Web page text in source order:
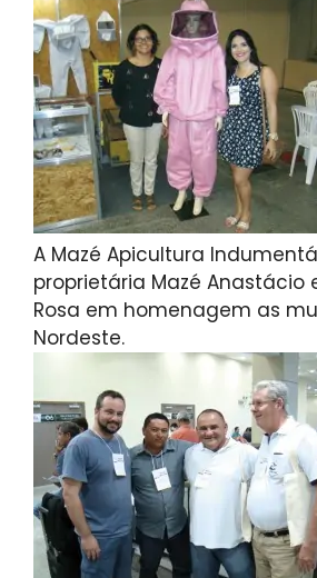
A Mazé Apicultura
proprietária Mazé
Rosa em homenagem as
Nordeste.